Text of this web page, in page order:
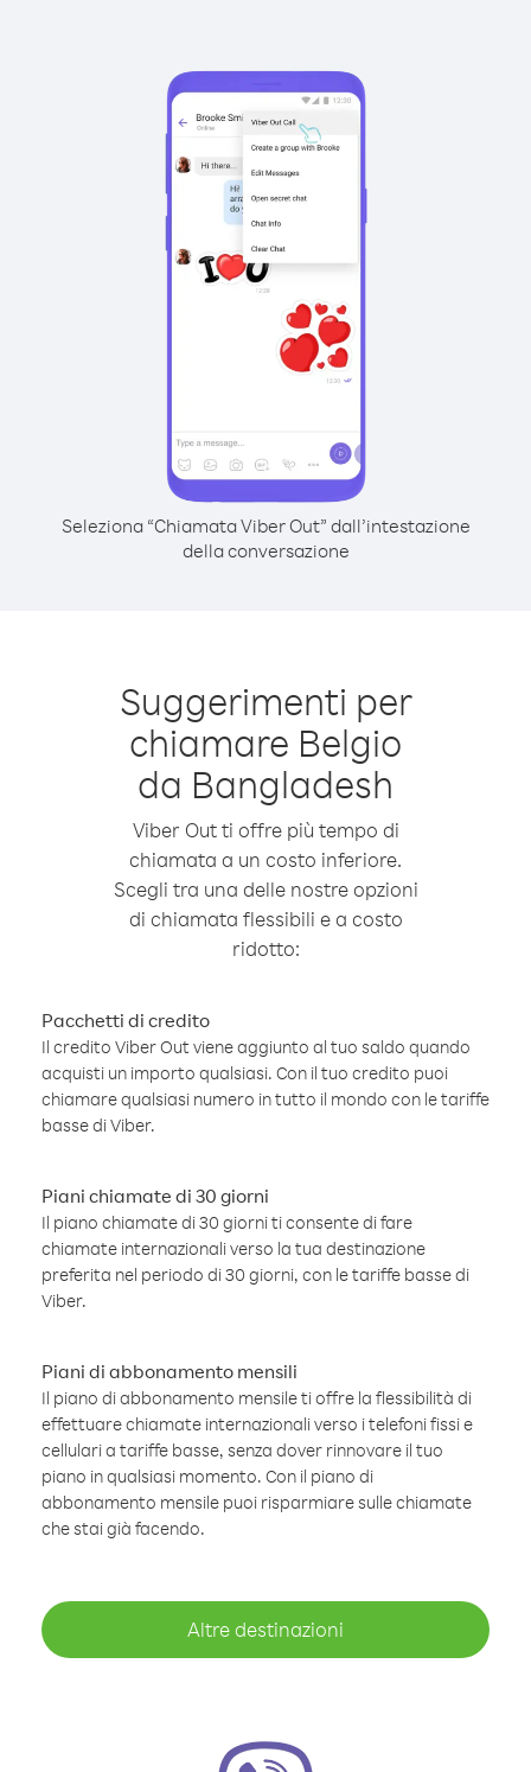
Seleziona “Chiamata Viber Out” dall’intestazione
della conversazione
Suggerimenti per
chiamare Belgio
da Bangladesh
Viber Out ti offre più tempo di
chiamata a un costo inferiore.
Scegli tra una delle nostre opzioni
di chiamata flessibili e a costo
ridotto:
Pacchetti di credito
Il credito Viber Out viene aggiunto al tuo saldo quando
acquisti un importo qualsiasi. Con il tuo credito puoi
chiamare qualsiasi numero in tutto il mondo con le tariffe
basse di Viber.
Piani chiamate di 30 giorni
Il piano chiamate di 30 giorni ti consente di fare
chiamate internazionali verso la tua destinazione
preferita nel periodo di 30 giorni, con le tariffe basse di
Viber.
Piani di abbonamento mensili
Il piano di abbonamento mensile ti offre la flessibilità di
effettuare chiamate internazionali verso i telefoni fissi e
cellulari a tariffe basse, senza dover rinnovare il tuo
piano in qualsiasi momento. Con il piano di
abbonamento mensile puoi risparmiare sulle chiamate
che stai già facendo.
Altre destinazioni